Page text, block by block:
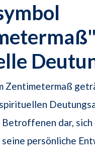
Zentimetermaß
dar, sich
seine persönliche